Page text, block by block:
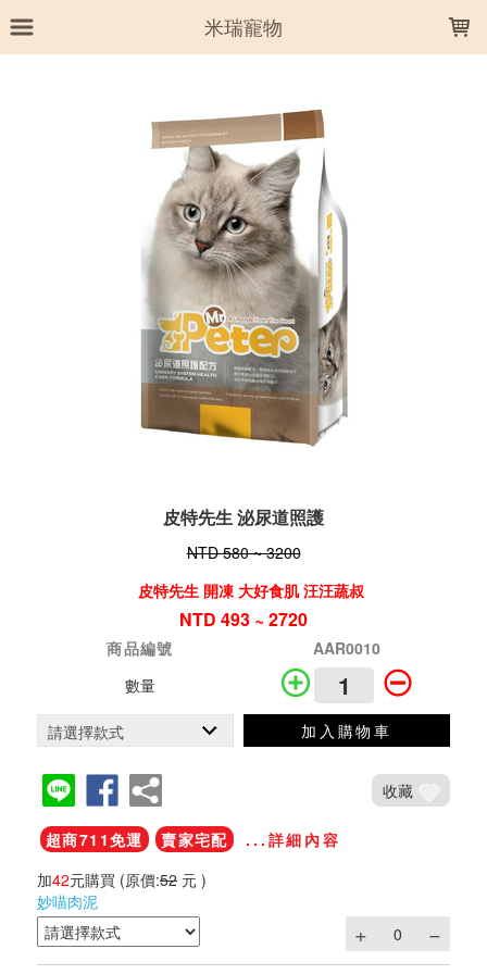
米瑞寵物
皮特先生 泌尿道照護
NTD 580 ~ 3200
皮特先生 開凍 大好食肌 汪汪蔬叔
NTD 493 ~ 2720
商品編號
AAR0010
數量
加入購物車
收藏
超商711免運 賣家宅配
...詳細內容
加42元購買 (原價:52 元 )
妙喵肉泥